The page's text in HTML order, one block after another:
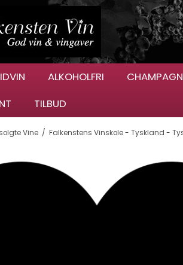
ALKOHOLFRI
TILBUD
Vine / Falkenstens Vinskole - Tyskland -